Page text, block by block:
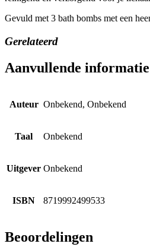
Gevuld met 3 bath bombs met een
Gerelateerd
Aanvullende informatie
Auteur Onbekend, Onbekend
Taal Onbekend
Uitgever Onbekend
ISBN 8719992499533
Beoordelingen